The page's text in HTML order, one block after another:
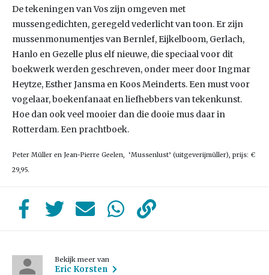
De tekeningen van Vos zijn omgeven met
mussengedichten, geregeld vederlicht van toon. Er zijn
mussenmonumentjes van Bernlef, Eijkelboom, Gerlach,
Hanlo en Gezelle plus elf nieuwe, die speciaal voor dit
boekwerk werden geschreven, onder meer door Ingmar
Heytze, Esther Jansma en Koos Meinderts. Een must voor
vogelaar, boekenfanaat en liefhebbers van tekenkunst.
Hoe dan ook veel mooier dan die dooie mus daar in
Rotterdam. Een prachtboek.
Peter Müller en Jean-Pierre Geelen, ‘Mussenlust’ (uitgeverijmüller), prijs: €
29,95.
Bekijk meer van
Eric Korsten